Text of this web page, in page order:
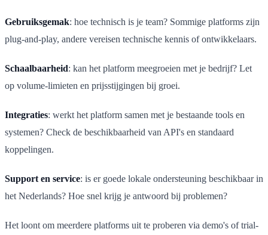
Gebruiksgemak: hoe technisch is je team? Sommige platforms zijn
plug-and-play, andere vereisen technische kennis of ontwikkelaars.
Schaalbaarheid: kan het platform meegroeien met je bedrijf? Let
op volume-limieten en prijsstijgingen bij groei.
Integraties: werkt het platform samen met je bestaande tools en
systemen? Check de beschikbaarheid van API's en standaard
koppelingen.
Support en service: is er goede lokale ondersteuning beschikbaar in
het Nederlands? Hoe snel krijg je antwoord bij problemen?
Het loont om meerdere platforms uit te proberen via demo's of trial-